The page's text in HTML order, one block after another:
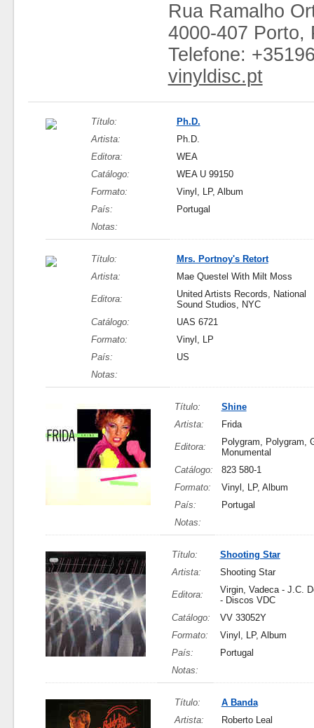
Rua Ramalho
4000-407 Porto,
Telefone:
vinyldisc.pt
Título:
Ph.D.
Artista:
Ph.D.
Editora:
WEA
Catálogo:
WEA U 99150
Formato:
Vinyl, LP, Album
País:
Portugal
Notas:
Título:
Mrs. Portnoy's Retort
Artista:
Mae Questel With Milt Moss
Editora:
United Artists Records, National
Sound Studios, NYC
Catálogo:
UAS 6721
Formato:
Vinyl, LP
País:
US
Notas:
Título:
Shine
Artista:
Frida
Editora:
Polygram, Polygram,
Monumental
Catálogo:
823 580-1
Formato:
Vinyl, LP, Album
País:
Portugal
Notas:
Título:
Shooting Star
Artista:
Shooting Star
Editora:
Virgin, Vadeca - J.C.
- Discos VDC
Catálogo:
VV 33052Y
Formato:
Vinyl, LP, Album
País:
Portugal
Notas:
Título:
A Banda
Artista:
Roberto Leal